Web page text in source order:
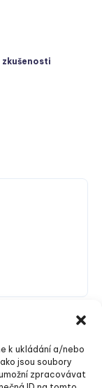
k ukládání a/nebo
jsou soubory
zpracovávat